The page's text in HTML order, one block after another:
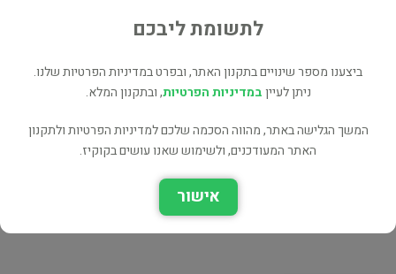
ארץ ישראל
לתשומת ליבכם
ביצענו מספר שינויים בתקנון האתר, ובפרט במדיניות הפרטיות שלנו.
ניתן לעייןבמדיניות הפרטיות, ובתקנון המלא.
המשך הגלישה באתר, מהווה הסכמה שלכם למדיניות הפרטיות ולתקנון
האתר המעודכנים, ולשימוש שאנו עושים בקוקיז.
אישור